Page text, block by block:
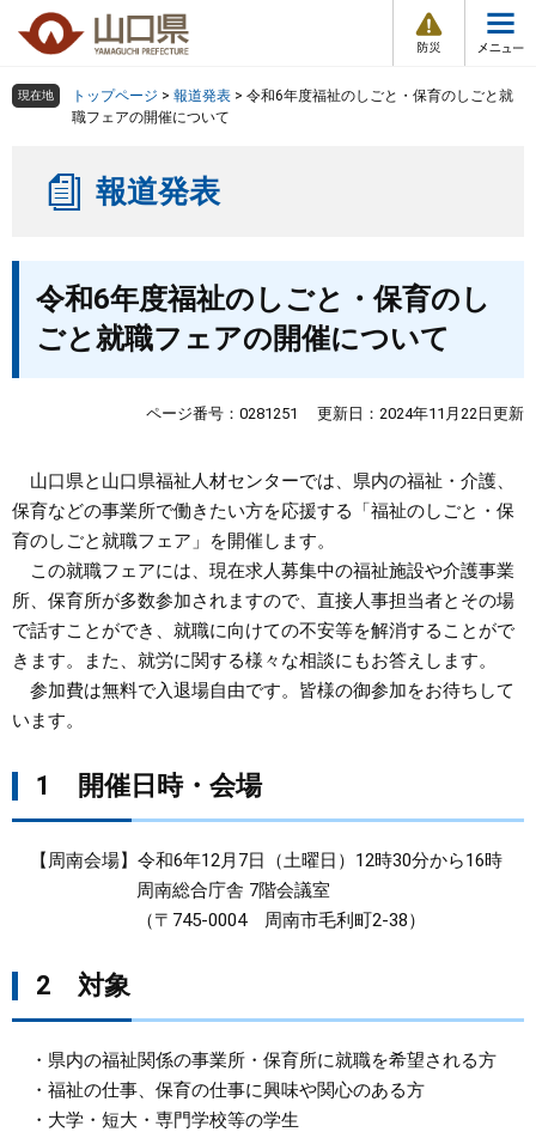
の
ー
情
報
メ
ュ
組織で探す
くらし・環境
しごと・産業・観光
まちづくり
県政情報
検索の仕方 組織で探す
現在地 トップページ > 報道発表 > 令和6年度福祉のしごと・保育のしごと就
職フェアの開催について
報道発表
令和6年度福祉のしごと・保育のし
ごと就職フェアの開催について
ページ番号：0281251 更新日：2024年11月22日更新
山口県と山口県福祉人材センターでは、県内の福祉・介護、
保育などの事業所で働きたい方を応援する「福祉のしごと・保
育のしごと就職フェア」を開催します。
この就職フェアには、現在求人募集中の福祉施設や介護事業
所、保育所が多数参加されますので、直接人事担当者とその場
で話すことができ、就職に向けての不安等を解消することがで
きます。また、就労に関する様々な相談にもお答えします。
参加費は無料で入退場自由です。皆様の御参加をお待ちして
います。
1 開催日時・会場
【周南会場】令和6年12月7日（土曜日）12時30分から16時
周南総合庁舎 7階会議室
（〒745-0004 周南市毛利町2-38）
2 対象
・県内の福祉関係の事業所・保育所に就職を希望される方
・福祉の仕事、保育の仕事に興味や関心のある方
・大学・短大・専門学校等の学生